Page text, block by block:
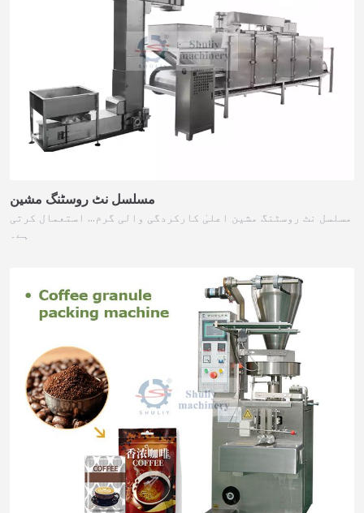
مسلسل نٹ روسٹنگ مشین
مسلسل نٹ روسٹنگ مشین اعلیٰ کارکردگی والی گرم… استعمال کرتی
ہے۔